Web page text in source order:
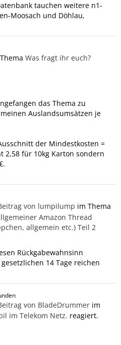
tauchen weitere n1-
Moosach und Döhlau,
Was fragt ihr euch?
das Thema zu
Auslandsumsätzen je
der Mindestkosten =
2,58 für 10kg Karton sondern
von lumpilump im Thema
Amazon Thread
allgemein etc.) Teil 2
Rückgabewahnsinn
14 Tage reichen
von BladeDrummer im
im Telekom Netz. reagiert.